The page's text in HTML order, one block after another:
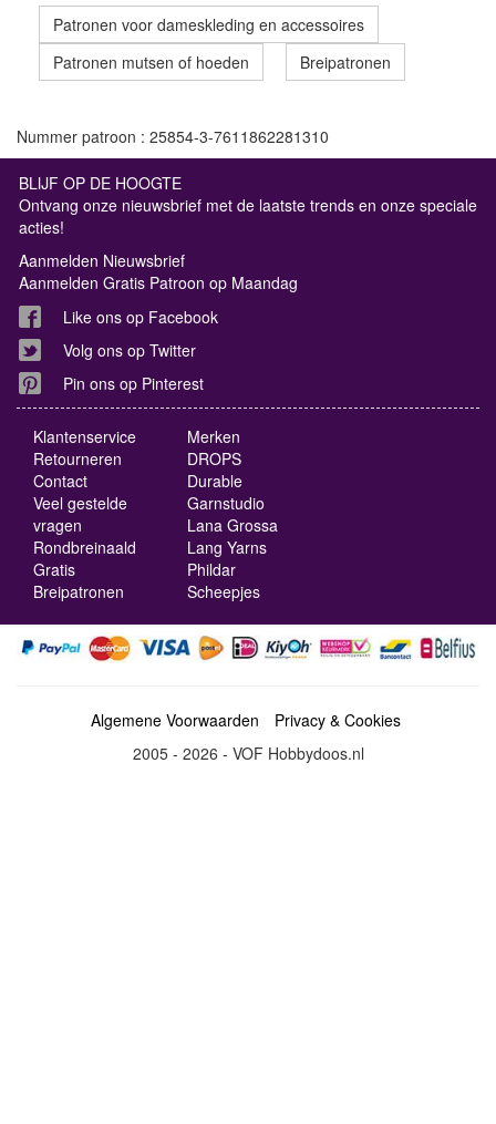
Patronen voor dameskleding en accessoires
Patronen mutsen of hoeden
Breipatronen
Nummer patroon : 25854-3-7611862281310
BLIJF OP DE HOOGTE
Ontvang onze nieuwsbrief met de laatste trends en onze speciale
acties!
Aanmelden Nieuwsbrief
Aanmelden Gratis Patroon op Maandag
Like ons op Facebook
Volg ons op Twitter
Pin ons op Pinterest
Klantenservice
Retourneren
Contact
Veel gestelde
vragen
Rondbreinaald
Gratis
Breipatronen
Merken
DROPS
Durable
Garnstudio
Lana Grossa
Lang Yarns
Phildar
Scheepjes
Algemene Voorwaarden
Privacy & Cookies
2005 - 2026 - VOF Hobbydoos.nl